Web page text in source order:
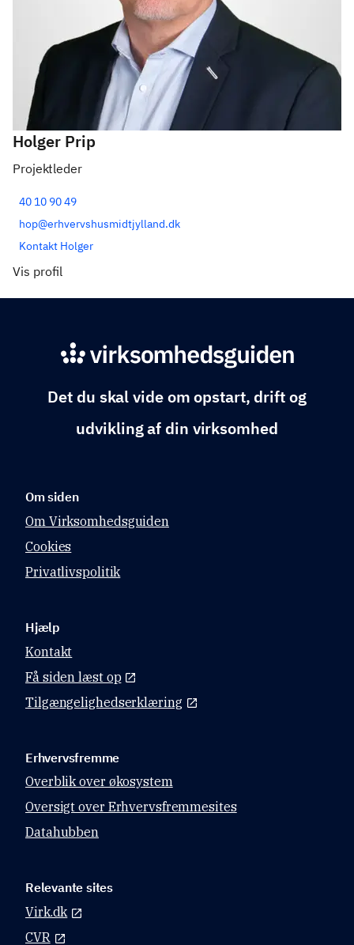
Holger Prip
Projektleder
40 10 90 49
hop@erhvervshusmidtjylland.dk
Kontakt Holger
Vis profil
Det du skal vide om opstart, drift og
udvikling af din virksomhed
Om siden
Om Virksomhedsguiden
Cookies
Privatlivspolitik
Hjælp
Kontakt
Få siden læst op
Tilgængelighedserklæring
Erhvervsfremme
Overblik over økosystem
Oversigt over Erhvervsfremmesites
Datahubben
Relevante sites
Virk.dk
CVR